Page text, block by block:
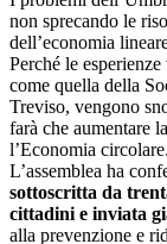
non sprecando le
dell’economia
Perché le
come quella della
Treviso, vengono
farà che aumentare
l’Economia circolare.
L’assemblea ha
sottoscritta da
cittadini e inviata
alla prevenzione e